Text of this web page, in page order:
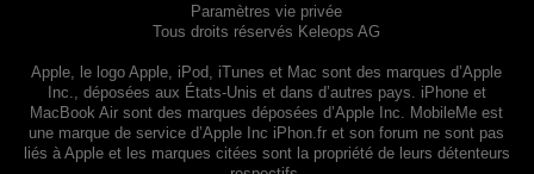
Paramètres vie privée
Tous droits réservés Keleops AG
Apple, le logo Apple, iPod, iTunes et Mac sont des marques d’Apple
Inc., déposées aux États-Unis et dans d’autres pays. iPhone et
MacBook Air sont des marques déposées d’Apple Inc. MobileMe est
une marque de service d’Apple Inc iPhon.fr et son forum ne sont pas
liés à Apple et les marques citées sont la propriété de leurs détenteurs